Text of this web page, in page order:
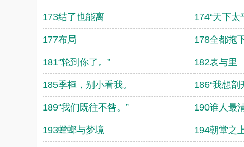
173结了也能离 174“天下太
177布局 178全都拖
181“轮到你了。” 182表与里
185季桓，别小看我。 186“我想剖
189“我们既往不咎。” 190谁人最
193螳螂与梦境 194朝堂之